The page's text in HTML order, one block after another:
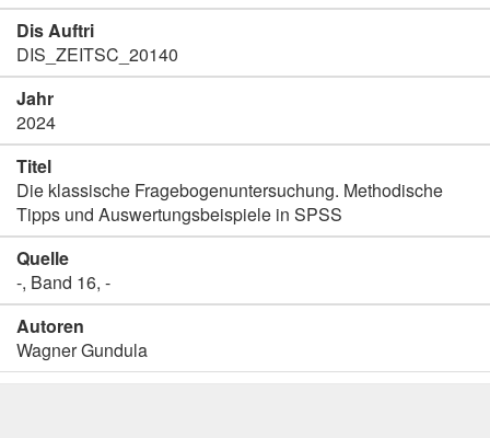
Dis Auftri
DIS_ZEITSC_20140
Jahr
2024
Titel
Die klassische Fragebogenuntersuchung. Methodische
Tipps und Auswertungsbeispiele in SPSS
Quelle
-, Band 16, -
Autoren
Wagner Gundula